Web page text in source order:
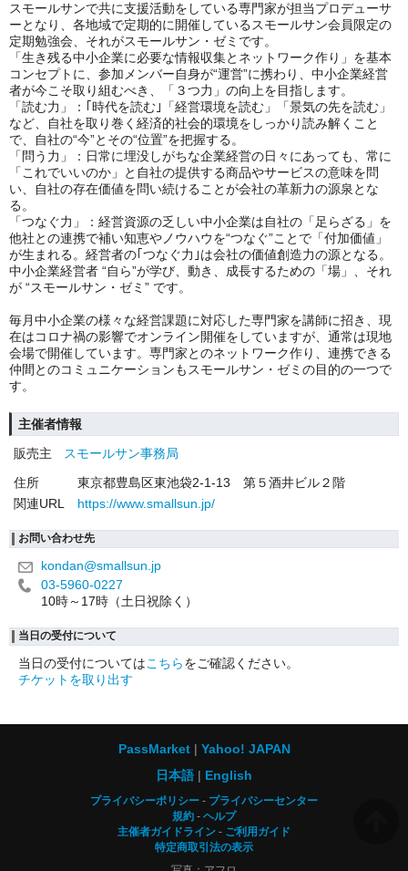
スモールサンで共に支援活動をしている専門家が担当プロデューサ
ーとなり、各地域で定期的に開催しているスモールサン会員限定の
定期勉強会、それがスモールサン・ゼミです。
「生き残る中小企業に必要な情報収集とネットワーク作り」を基本
コンセプトに、参加メンバー自身が“運営”に携わり、中小企業経営
者が今こそ取り組むべき、「３つ力」の向上を目指します。
「読む力」：｢時代を読む｣「経営環境を読む」「景気の先を読む」
など、自社を取り巻く経済的社会的環境をしっかり読み解くこと
で、自社の“今”とその“位置”を把握する。
「問う力」：日常に埋没しがちな企業経営の日々にあっても、常に
「これでいいのか」と自社の提供する商品やサービスの意味を問
い、自社の存在価値を問い続けることが会社の革新力の源泉とな
る。
「つなぐ力」：経営資源の乏しい中小企業は自社の「足らざる」を
他社との連携で補い知恵やノウハウを“つなぐ”ことで「付加価値」
が生まれる。経営者の｢つなぐ力｣は会社の価値創造力の源となる。
中小企業経営者 “自ら”が学び、動き、成長するための「場」、それ
が “スモールサン・ゼミ” です。
毎月中小企業の様々な経営課題に対応した専門家を講師に招き、現
在はコロナ禍の影響でオンライン開催をしていますが、通常は現地
会場で開催しています。専門家とのネットワーク作り、連携できる
仲間とのコミュニケーションもスモールサン・ゼミの目的の一つで
す。
主催者情報
販売主
スモールサン事務局
住所
東京都豊島区東池袋2-1-13 第５酒井ビル２階
関連URL
https://www.smallsun.jp/
お問い合わせ先
kondan@smallsun.jp
03-5960-0227
10時～17時（土日祝除く）
当日の受付について
当日の受付についてはこちらをご確認ください。
チケットを取り出す
PassMarket
Yahoo! JAPAN
日本語
English
プライバシーポリシー
プライバシーセンター
規約
ヘルプ
主催者ガイドライン
ご利用ガイド
特定商取引法の表示